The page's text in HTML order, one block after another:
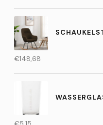
€148,68